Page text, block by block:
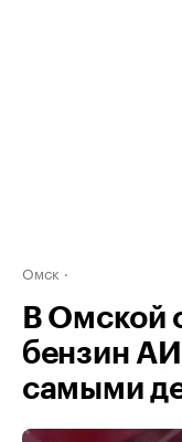
Омск
В Омской
бензин
самыми